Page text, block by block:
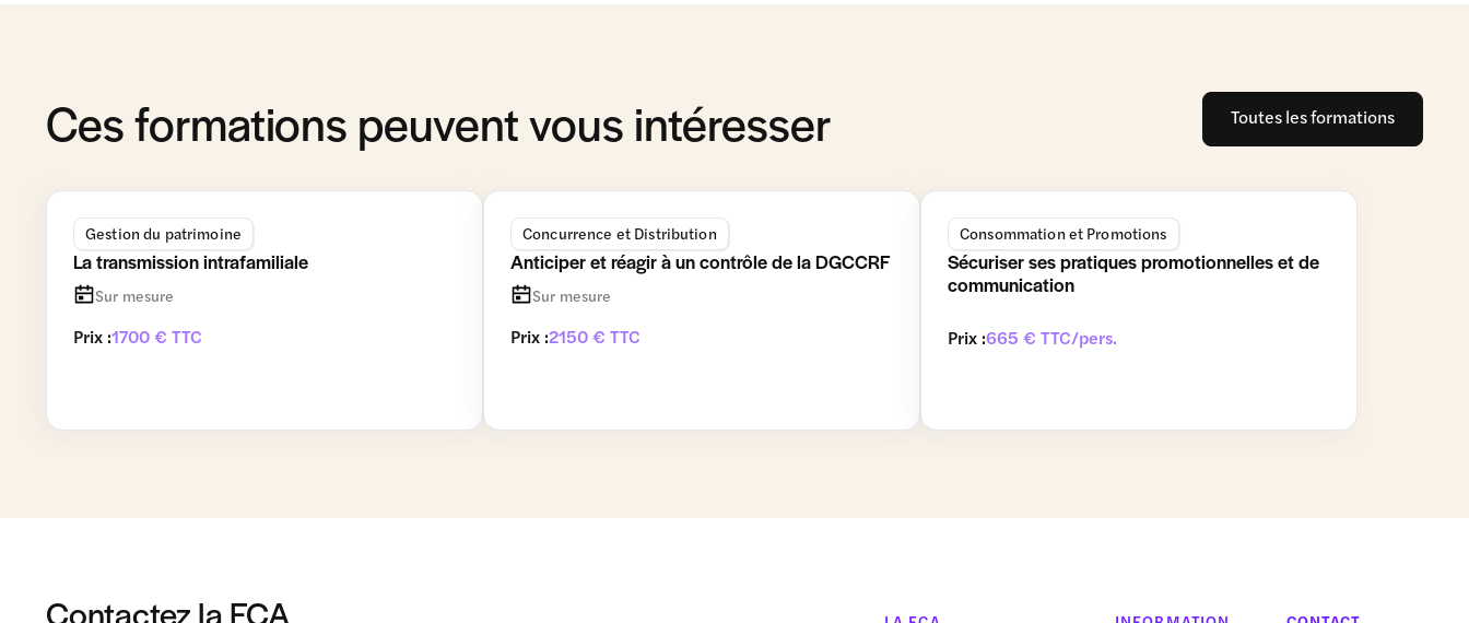
Ces formations peuvent vous intéresser Toutes les formations
Gestion du patrimoine
La transmission intrafamiliale
Sur mesure
Prix :1700 € TTC
Concurrence et Distribution
Anticiper et réagir à un contrôle de la DGCCRF
Sur mesure
Prix :2150 € TTC
Consommation et Promotions
Sécuriser ses pratiques promotionnelles et de
communication
Prix :665 € TTC/pers.
Contactez la FCA